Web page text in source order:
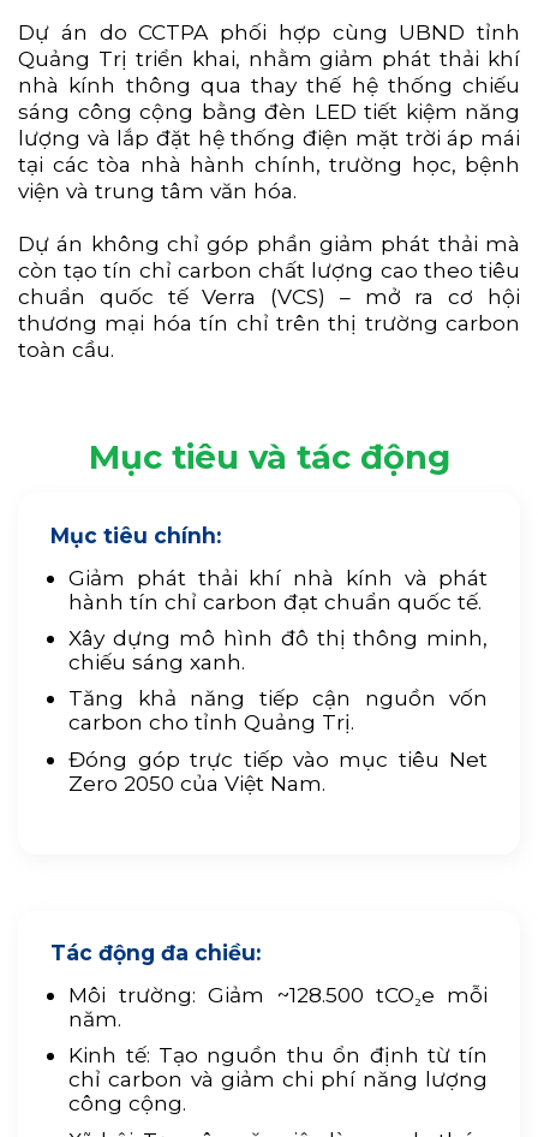
Dự án do CCTPA phối hợp cùng UBND tỉnh
Quảng Trị triển khai, nhằm giảm phát thải khí
nhà kính thông qua thay thế hệ thống chiếu
sáng công cộng bằng đèn LED tiết kiệm năng
lượng và lắp đặt hệ thống điện mặt trời áp mái
tại các tòa nhà hành chính, trường học, bệnh
viện và trung tâm văn hóa.
Dự án không chỉ góp phần giảm phát thải mà
còn tạo tín chỉ carbon chất lượng cao theo tiêu
chuẩn quốc tế Verra (VCS) – mở ra cơ hội
thương mại hóa tín chỉ trên thị trường carbon
toàn cầu.
Mục tiêu và tác động
Mục tiêu chính:
Giảm phát thải khí nhà kính và phát
hành tín chỉ carbon đạt chuẩn quốc tế.
Xây dựng mô hình đô thị thông minh,
chiếu sáng xanh.
Tăng khả năng tiếp cận nguồn vốn
carbon cho tỉnh Quảng Trị.
Đóng góp trực tiếp vào mục tiêu Net
Zero 2050 của Việt Nam.
Tác động đa chiều:
Môi trường: Giảm ~128.500 tCO₂e mỗi
năm.
Kinh tế: Tạo nguồn thu ổn định từ tín
chỉ carbon và giảm chi phí năng lượng
công cộng.